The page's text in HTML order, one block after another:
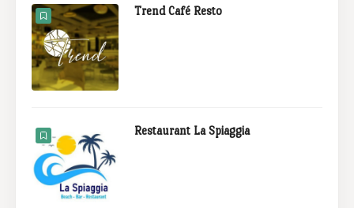
Trend Café Resto
Restaurant La Spiaggia